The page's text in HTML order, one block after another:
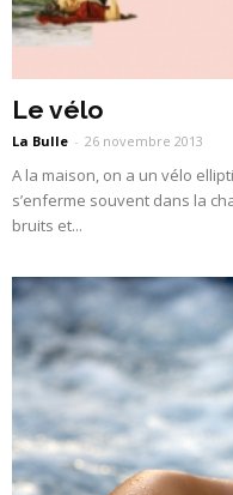
Le vélo
La Bulle - 26 novembre 2013
A la maison, on a un vélo
s’enferme souvent dans la
bruits et...